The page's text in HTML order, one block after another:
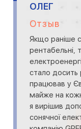
ОЛЕГ
Отзыв
Якщо раніше
рентабельні,
стало досить
працював у
майже на
я вирішив
сонячної